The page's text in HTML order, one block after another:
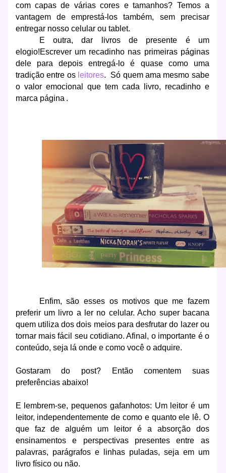
com capas de várias cores e tamanhos? Temos a
vantagem de emprestá-los também, sem precisar
entregar nosso celular ou tablet.
E outra, dar livros de presente é um
elogio!Escrever um recadinho nas primeiras páginas
dele para depois entregá-lo é quase como uma
tradição entre os leitores. Só quem ama mesmo sabe
o valor emocional que tem cada livro, recadinho e
marca página .
Enfim, são esses os motivos que me fazem
preferir um livro a ler no celular. Acho super bacana
quem utiliza dos dois meios para desfrutar do lazer ou
tornar mais fácil seu cotidiano. Afinal, o importante é o
conteúdo, seja lá onde e como você o adquire.
Gostaram do post? Então comentem suas
preferências abaixo!
E lembrem-se, pequenos gafanhotos: Um leitor é um
leitor, independentemente de como e quanto ele lê. O
que faz de alguém um leitor é a absorção dos
ensinamentos e perspectivas presentes entre as
palavras, parágrafos e linhas puladas, seja em um
livro físico ou não.